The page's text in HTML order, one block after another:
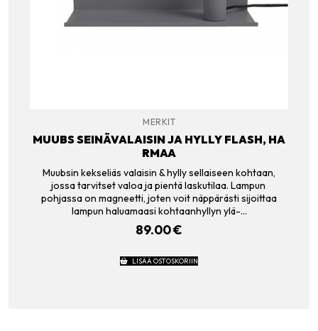
MERKIT
MUUBS SEINÄVALAISIN JA HYLLY FLASH, HA
RMAA
Muubsin kekseliäs valaisin & hylly sellaiseen kohtaan,
jossa tarvitset valoa ja pientä laskutilaa. Lampun
pohjassa on magneetti, joten voit näppärästi sijoittaa
lampun haluamaasi kohtaanhyllyn ylä-…
89.00€
LISÄÄ OSTOSKORIIN